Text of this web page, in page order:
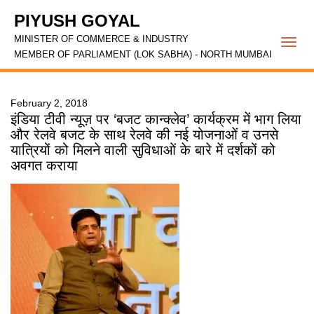
PIYUSH GOYAL
MINISTER OF COMMERCE & INDUSTRY
MEMBER OF PARLIAMENT (LOK SABHA) - NORTH MUMBAI
February 2, 2018
इंडिया टीवी न्यूज़ पर ‘बजट कान्क्लेव’ कार्यक्रम में भाग लिया
और रेलवे बजट के साथ रेलवे की नई योजनाओं व उनसे
यात्रियों को मिलने वाली सुविधाओं के बारे में दर्शकों को
अवगत कराया